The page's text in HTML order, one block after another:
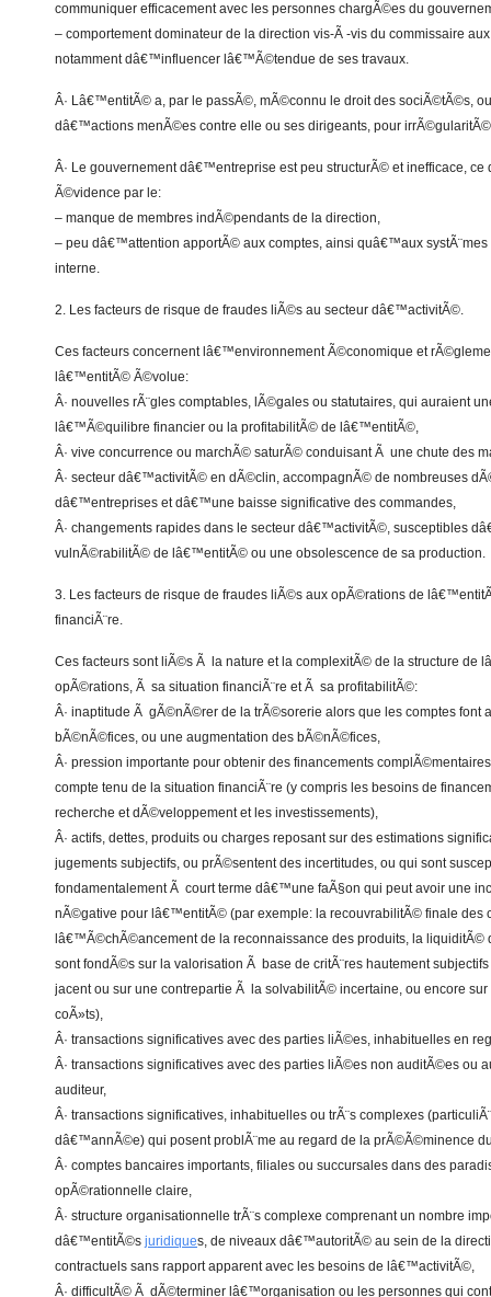
communiquer efficacement avec les personnes chargÃ©es du
– comportement dominateur de la direction vis-Ã -vis du commissaire
notamment dâ€™influencer lâ€™Ã©tendue de ses travaux.
Â· Lâ€™entitÃ© a, par le passÃ©, mÃ©connu le droit des sociÃ©tÃ©s,
dâ€™actions menÃ©es contre elle ou ses dirigeants, pour
Â· Le gouvernement dâ€™entreprise est peu structurÃ© et inefficace, ce
Ã©vidence par le:
– manque de membres indÃ©pendants de la direction,
– peu dâ€™attention apportÃ© aux comptes, ainsi quâ€™aux systÃ¨mes
interne.
2. Les facteurs de risque de fraudes liÃ©s au secteur dâ€™activitÃ©.
Ces facteurs concernent lâ€™environnement Ã©conomique et
lâ€™entitÃ© Ã©volue:
Â· nouvelles rÃ¨gles comptables, lÃ©gales ou statutaires, qui auraient
lâ€™Ã©quilibre financier ou la profitabilitÃ© de lâ€™entitÃ©,
Â· vive concurrence ou marchÃ© saturÃ© conduisant Ã une chute des
Â· secteur dâ€™activitÃ© en dÃ©clin, accompagnÃ© de nombreuses
dâ€™entreprises et dâ€™une baisse significative des commandes,
Â· changements rapides dans le secteur dâ€™activitÃ©, susceptibles
vulnÃ©rabilitÃ© de lâ€™entitÃ© ou une obsolescence de sa production.
3. Les facteurs de risque de fraudes liÃ©s aux opÃ©rations de
financiÃ¨re.
Ces facteurs sont liÃ©s Ã la nature et la complexitÃ© de la structure de
opÃ©rations, Ã sa situation financiÃ¨re et Ã sa profitabilitÃ©:
Â· inaptitude Ã gÃ©nÃ©rer de la trÃ©sorerie alors que les comptes font
bÃ©nÃ©fices, ou une augmentation des bÃ©nÃ©fices,
Â· pression importante pour obtenir des financements
compte tenu de la situation financiÃ¨re (y compris les besoins de
recherche et dÃ©veloppement et les investissements),
Â· actifs, dettes, produits ou charges reposant sur des estimations
jugements subjectifs, ou prÃ©sentent des incertitudes, ou qui sont
fondamentalement Ã court terme dâ€™une faÃ§on qui peut avoir une
nÃ©gative pour lâ€™entitÃ© (par exemple: la recouvrabilitÃ© finale des
lâ€™Ã©chÃ©ancement de la reconnaissance des produits, la
sont fondÃ©s sur la valorisation Ã base de critÃ¨res hautement
jacent ou sur une contrepartie Ã la solvabilitÃ© incertaine, ou encore
coÃ»ts),
Â· transactions significatives avec des parties liÃ©es, inhabituelles en
Â· transactions significatives avec des parties liÃ©es non auditÃ©es ou
auditeur,
Â· transactions significatives, inhabituelles ou trÃ¨s complexes
dâ€™annÃ©e) qui posent problÃ¨me au regard de la prÃ©Ã©minence
Â· comptes bancaires importants, filiales ou succursales dans des
opÃ©rationnelle claire,
Â· structure organisationnelle trÃ¨s complexe comprenant un nombre
dâ€™entitÃ©s juridiques, de niveaux dâ€™autoritÃ© au sein de la
contractuels sans rapport apparent avec les besoins de lâ€™activitÃ©,
Â· difficultÃ© Ã dÃ©terminer lâ€™organisation ou les personnes qui